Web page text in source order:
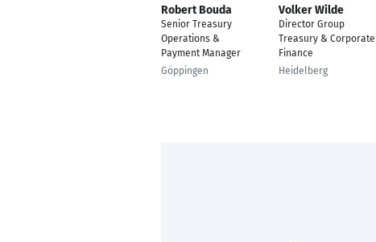
Robert Bouda
Senior Treasury
Operations &
Payment Manager
Göppingen
Volker Wilde
Director Group
Treasury & Corporate
Finance
Heidelberg